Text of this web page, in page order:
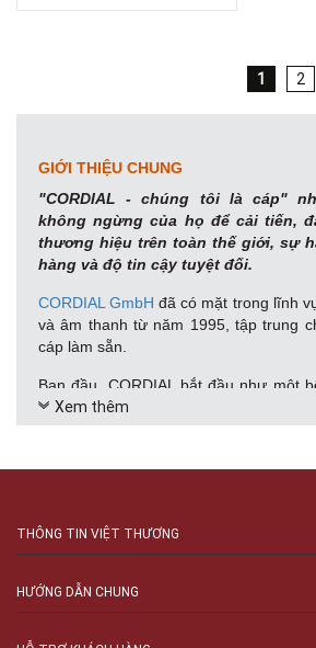
1 2
GIỚI THIỆU CHUNG
"CORDIAL - chúng tôi là cáp"
không ngừng của họ để cải tiến,
thương hiệu trên toàn thế giới, sự
hàng và độ tin cậy tuyệt đối.
CORDIAL GmbH đã có mặt trong lĩnh
và âm thanh từ năm 1995, tập trung
cáp làm sẵn.
Ban đầu, CORDIAL bắt đầu như một
mẹ cũ của mình, Adam GmbH & Co.
đã ra mắt một bản sắc doanh
nâng cao sự nhận diện của công ty
cầu.
nhiều cải tiến sản phẩm được tổ
(""intro", "peak" và "encore") để khách
cầu của họ.
CORDIAL luôn tuân thủ nghiêm ngặt
Xem thêm
THÔNG TIN VIỆT THƯƠNG
HƯỚNG DẪN CHUNG